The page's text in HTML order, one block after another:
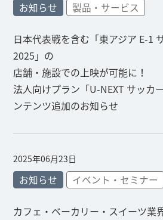
お知らせ 製品・サービス
日本代表戦を含む「東アジア E-1
2025」の
店舗・施設での上映が可能に！
法人向けプラン「U-NEXT サッカ
ンテンツ追加のお知らせ
2025年06月23日
お知らせ イベント・セミナー
カフェ・ベーカリー・スイーツ業